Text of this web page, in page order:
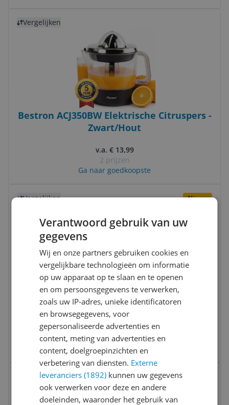
Vergelijken
Bestron ACJ350BW Elektrische Citruspers -
Zwart/Hout
v.a. € 13,99
2 prijzen
Ga naar goedkoopste
Vergelijken Nieuw
8.7
MRT 2026 MRT 2026
Safecourt Kitchen Slow Juicer - SJ500-BK -
Black - Cold Press Technology - BPA Free
8.7
€ 149,95
Ga naar goedkoopste
Vergelijken Laagste prijs ooit
Bekijk product
Verantwoord gebruik van uw
gegevens
Wij en onze partners gebruiken cookies en
vergelijkbare technologieën om informatie
op uw apparaat op te slaan en te openen
en om persoonsgegevens te verwerken,
zoals uw IP-adres, unieke identificatoren
en browsegegevens, voor
gepersonaliseerde advertenties en
content, meting van advertenties en
content, doelgroepinzichten en
verbetering van diensten. Externe
leveranciers (1892) kunnen uw gegevens
ook verwerken voor deze en andere
doeleinden, waaronder het gebruik van